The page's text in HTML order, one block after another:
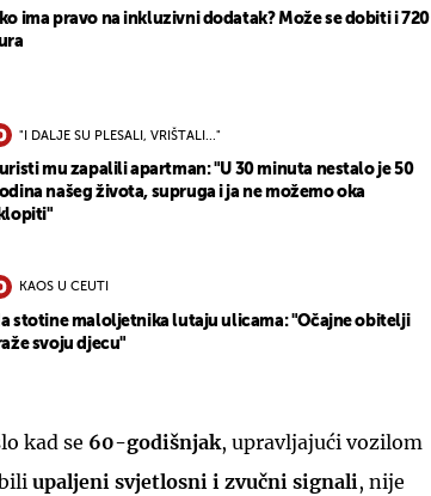
ima pravo na inkluzivni dodatak? Može se dobiti i 720
"I DALJE SU PLESALI, VRIŠTALI..."
mu zapalili apartman: "U 30 minuta nestalo je 50
našeg života, supruga i ja ne možemo oka
KAOS U CEUTI
stotine maloljetnika lutaju ulicama: "Očajne obitelji
svoju djecu"
kad se 60-godišnjak, upravljajući vozilom
upaljeni svjetlosni i zvučni signali, nije